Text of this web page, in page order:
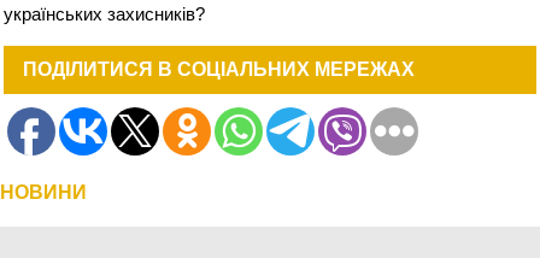
українських захисників?
ПОДІЛИТИСЯ В СОЦІАЛЬНИХ МЕРЕЖАХ
НОВИНИ